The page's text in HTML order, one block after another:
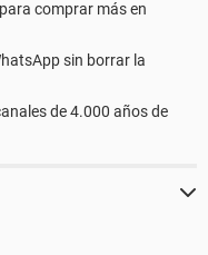
comprar más en
sin borrar la
de 4.000 años de